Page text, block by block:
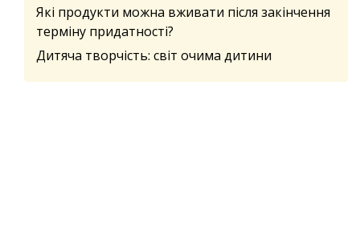
Які продукти можна вживати після закінчення
терміну придатності?
Дитяча творчість: світ очима дитини